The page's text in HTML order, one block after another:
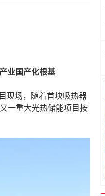
业国产化根基
现场，随着首块吸热器
一重大光热储能项目按